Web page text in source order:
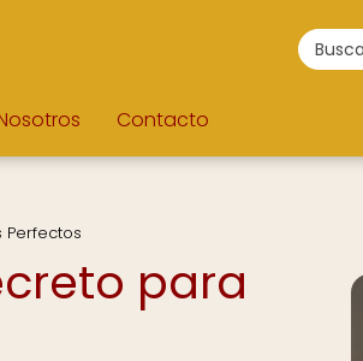
Contacto
Perfectos
para